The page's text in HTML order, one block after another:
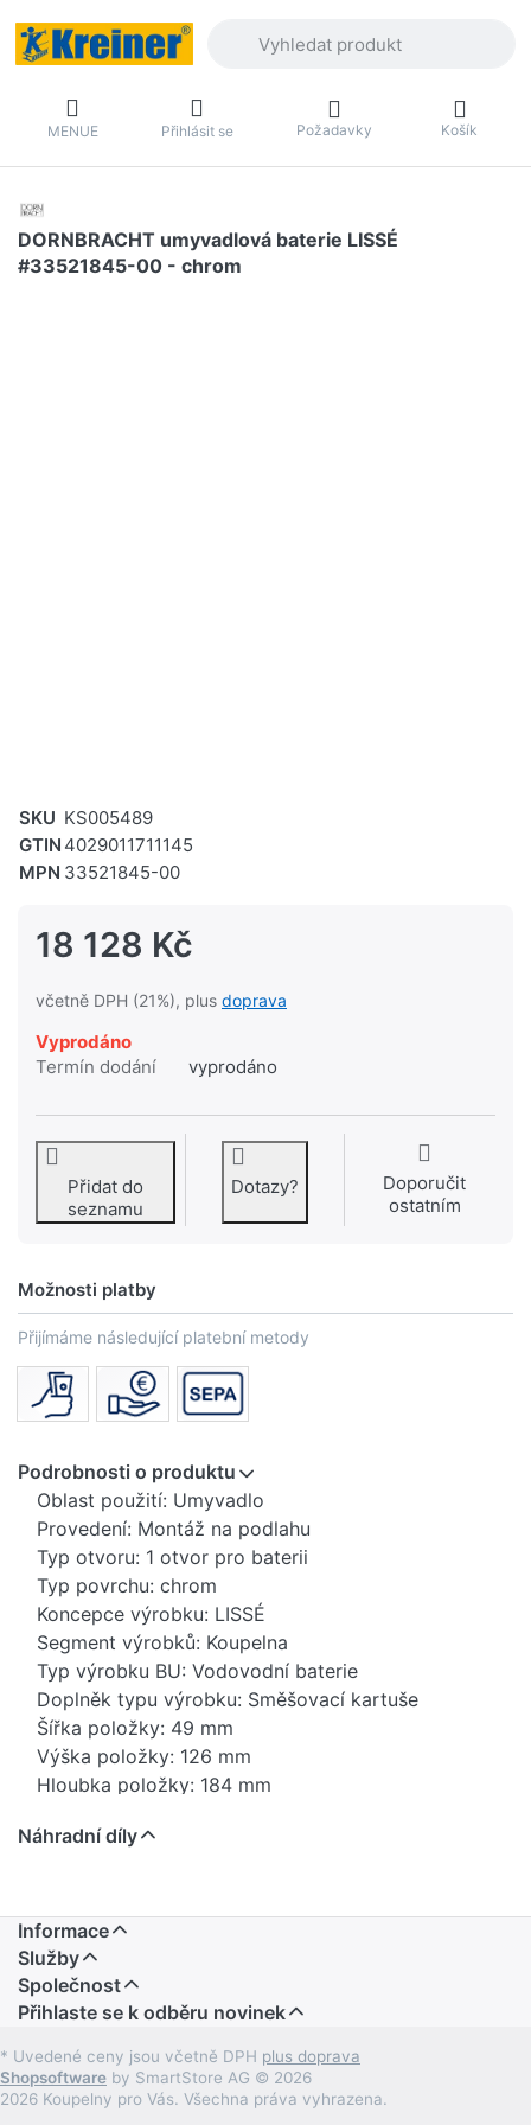
MENUE Přihlásit se Požadavky Košík
DORNBRACHT umyvadlová baterie LISSÉ
#33521845-00 - chrom
SKU KS005489
GTIN 4029011711145
MPN 33521845-00
18 128 Kč
včetně DPH (21%), plus doprava
Vyprodáno
Termín dodání
vyprodáno
Přidat do
seznamu
Dotazy?
Doporučit
ostatním
Možnosti platby
Přijímáme následující platební metody
Podrobnosti o produktu
Oblast použití: Umyvadlo
Provedení: Montáž na podlahu
Typ otvoru: 1 otvor pro baterii
Typ povrchu: chrom
Koncepce výrobku: LISSÉ
Segment výrobků: Koupelna
Typ výrobku BU: Vodovodní baterie
Doplněk typu výrobku: Směšovací kartuše
Šířka položky: 49 mm
Výška položky: 126 mm
Hloubka položky: 184 mm
Hrubá hmotnost: 1,77 kg
Průtok 3 bary: 5,7 l/min
Maximální průtok: 5,7 l/min
Čistá hmotnost: 1,45 kg
Hmotnost balení: 0,33 kg
EAN: 4029011711145
SanitasTroesch tel.: 6432 342.501.000
Náhradní díly
Informace
Služby
Společnost
Přihlaste se k odběru novinek
* Uvedené ceny jsou včetně DPH plus doprava
Shopsoftware by SmartStore AG © 2026
2026 Koupelny pro Vás. Všechna práva vyhrazena.